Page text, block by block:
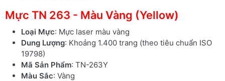
Mực TN 263 - Màu Vàng (Yellow)
Loại Mực: Mực laser màu vàng
Dung Lượng: Khoảng 1.400 trang (theo tiêu chuẩn ISO
19798)
Mã Sản Phẩm: TN-263Y
Màu Sắc: Vàng